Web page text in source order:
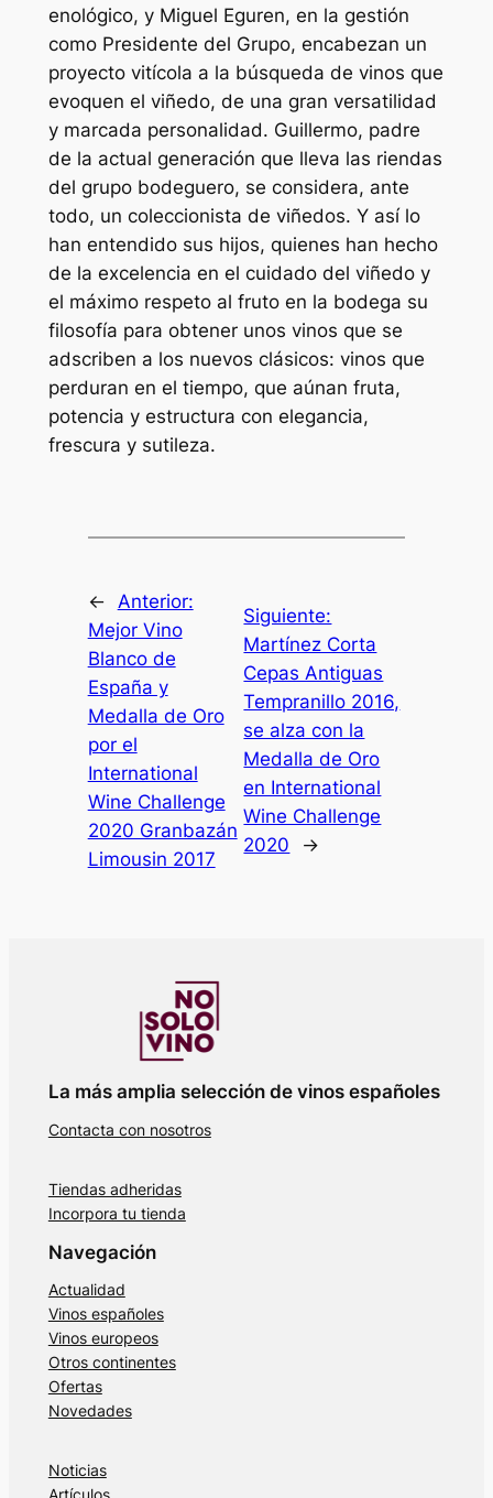
enológico, y Miguel Eguren, en la gestión
como Presidente del Grupo, encabezan un
proyecto vitícola a la búsqueda de vinos que
evoquen el viñedo, de una gran versatilidad
y marcada personalidad. Guillermo, padre
de la actual generación que lleva las riendas
del grupo bodeguero, se considera, ante
todo, un coleccionista de viñedos. Y así lo
han entendido sus hijos, quienes han hecho
de la excelencia en el cuidado del viñedo y
el máximo respeto al fruto en la bodega su
filosofía para obtener unos vinos que se
adscriben a los nuevos clásicos: vinos que
perduran en el tiempo, que aúnan fruta,
potencia y estructura con elegancia,
frescura y sutileza.
← Anterior:
Mejor Vino
Blanco de
España y
Medalla de Oro
por el
International
Wine Challenge
2020 Granbazán
Limousin 2017
Siguiente:
Martínez Corta
Cepas Antiguas
Tempranillo 2016,
se alza con la
Medalla de Oro
en International
Wine Challenge
2020
→
La más amplia selección de vinos españoles
Contacta con nosotros
Tiendas adheridas
Incorpora tu tienda
Navegación
Actualidad
Vinos españoles
Vinos europeos
Otros continentes
Ofertas
Novedades
Noticias